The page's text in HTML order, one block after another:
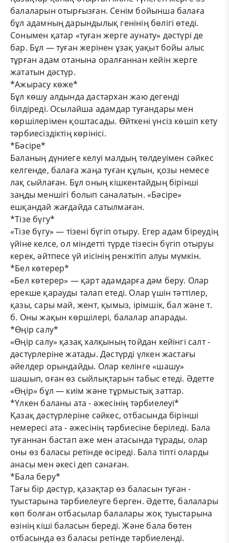
балаларын отырғызған. Сенім бойынша балаға
бұл адамның дарындылық генінің бөлігі өтеді.
Сонымен қатар «туған жерге аунату» дәстүрі де
бар. Бұл — туған жерінен ұзақ уақыт бойы алыс
тұрған адам отанына оралғаннан кейін жерге
жататын дәстүр.
*Ажырасу көже*
Бұл көшу алдында дастархан жаю дегенді
білдіреді. Осылайша адамдар туғандары мен
көршілерімен қоштасады. Өйткені үнсіз көшіп кету
тәрбиесіздіктің көрінісі.
*Бәсіре*
Баланың дүниеге келуі малдың төлдеуімен сәйкес
келгенде, балаға жаңа туған құлын, қозы немесе
лақ сыйлаған. Бұл оның кішкентайдың бірінші
заңды меншігі болып саналатын. «Бәсіре»
ешқандай жағдайда сатылмаған.
*Тізе бүгу*
«Тізе бүгу» — тізені бүгіп отыру. Егер адам біреудің
үйіне келсе, ол міндетті түрде тізесін бүгіп отыруы
керек, әйтпесе үй иісінің ренжітіп алуы мүмкін.
*Бел көтерер*
«Бел көтерер» — қарт адамдарға дәм беру. Олар
ерекше қарауды талап етеді. Олар үшін тәттілер,
қазы, сары май, жент, қымыз, ірімшік, бал және т.
б. Оны жақын көршілері, балалар апарады.
*Өңір салу*
«Өңір салу» қазақ халқының тойдан кейінгі салт -
дәстүрлеріне жатады. Дәстүрді үлкен жастағы
әйелдер орындайды. Олар келінге «шашу»
шашып, оған өз сыйлықтарын табыс етеді. Әдетте
«Өңір» бұл — киім және тұрмыстық заттар.
*Үлкен баланы ата - әжесінің тәрбиелеуі*
Қазақ дәстүрлеріне сәйкес, отбасында бірінші
немересі ата - әжесінің тәрбиесіне беріледі. Бала
туғаннан бастап әже мен атасында тұрады, олар
оны өз баласы ретінде өсіреді. Бала тіпті оларды
анасы мен әкесі деп санаған.
*Бала беру*
Тағы бір дәстүр, қазақтар өз баласын туған -
туыстарына тәрбиелеуге берген. Әдетте, балалары
көп болған отбасылар балалары жоқ туыстарына
өзінің кіші баласын береді. Және бала бөтен
отбасында өз баласы ретінде тәрбиеленді.